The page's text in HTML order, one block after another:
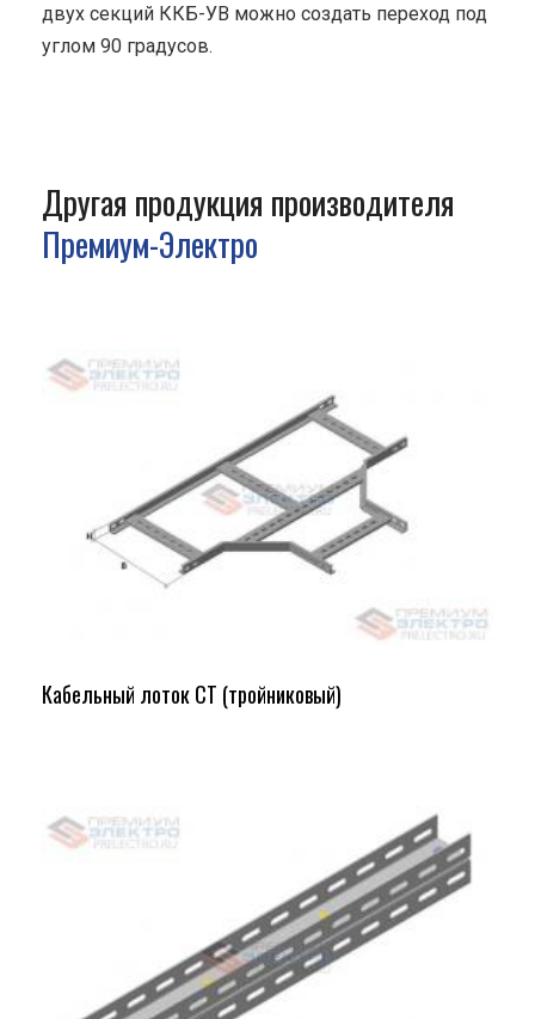
двух секций ККБ-УВ можно создать переход под
углом 90 градусов.
Другая продукция производителя
Премиум-Электро
Кабельный лоток СТ (тройниковый)